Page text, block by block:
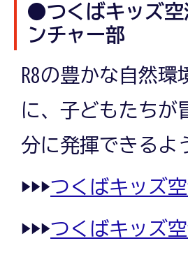
●つくばキッズ空
ンチャー部
R8の豊かな自然環
に、子どもたちが
分に発揮できるよ
▶▶▶つくばキッズ
▶▶▶つくばキッズ